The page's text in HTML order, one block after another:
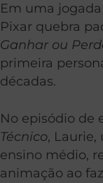
Em uma
Pixar quebra
Ganhar ou
primeira
décadas.
No episódio de
Técnico, Laurie,
ensino médio,
animação ao